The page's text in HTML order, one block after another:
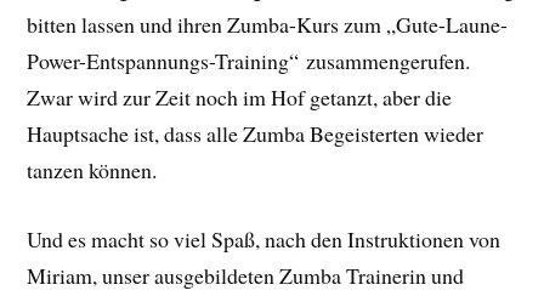
bitten lassen und ihren Zumba-Kurs zum „Gute-Laune-
Power-Entspannungs-Training“ zusammengerufen.
Zwar wird zur Zeit noch im Hof getanzt, aber die
Hauptsache ist, dass alle Zumba Begeisterten wieder
tanzen können.
Und es macht so viel Spaß, nach den Instruktionen von
Miriam, unser ausgebildeten Zumba Trainerin und